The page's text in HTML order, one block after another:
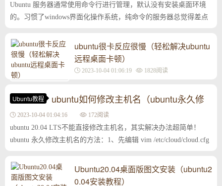
Ubuntu 服务器通常使用命令行进行管理，默认没有安装桌面环境
的。习惯了windows界面化操作系统，纯命令的服务器总觉得差点
ubuntu很卡反应很慢（轻松解决ubuntu
远程桌面卡顿）
2023-10-04 01:06:19 1828阅读
Ubuntu教程
ubuntu如何修改主机名（ubuntu永久修
改主机名）
2023-10-04 01:04:16 172阅读
ubuntu 20.04 LTS不能直接修改主机名，其实解决办法超简单！
ubuntu 永久修改主机名的方法：1、先编辑 vim /etc/cloud/cloud.cfg
Ubuntu20.04桌面版图文安装（ubuntu2
0.04安装教程）